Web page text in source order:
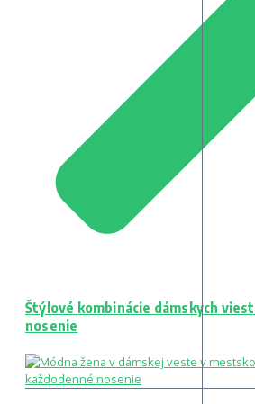
Štýlové kombinácie dámskych
nosenie